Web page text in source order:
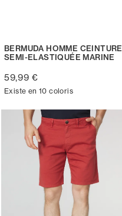
BERMUDA HOMME CEINTURE
SEMI-ELASTIQUÉE MARINE
59,99 €
Existe en 10 coloris